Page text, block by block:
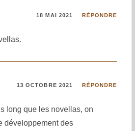
18 MAI 2021 RÉPONDRE
13 OCTOBRE 2021 RÉPONDRE
long que les novellas, on
développement des